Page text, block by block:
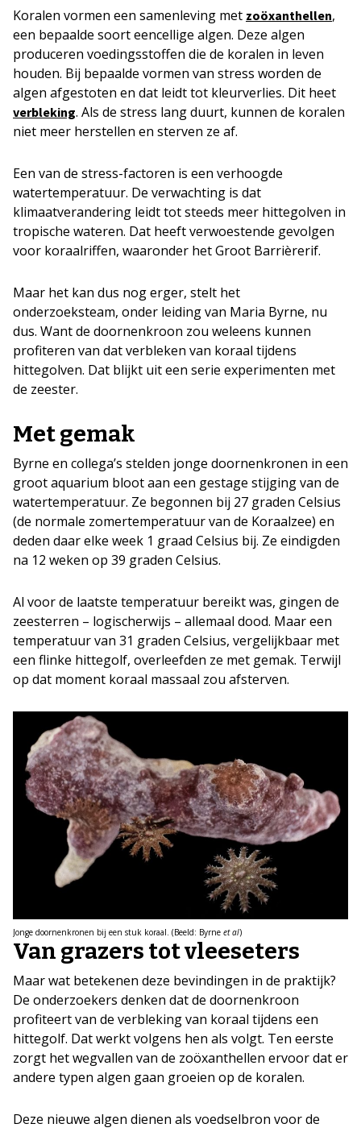
Koralen vormen een samenleving met zoöxanthellen,
een bepaalde soort eencellige algen. Deze algen
produceren voedingsstoffen die de koralen in leven
houden. Bij bepaalde vormen van stress worden de
algen afgestoten en dat leidt tot kleurverlies. Dit heet
verbleking. Als de stress lang duurt, kunnen de koralen
niet meer herstellen en sterven ze af.
Een van de stress-factoren is een verhoogde
watertemperatuur. De verwachting is dat
klimaatverandering leidt tot steeds meer hittegolven in
tropische wateren. Dat heeft verwoestende gevolgen
voor koraalriffen, waaronder het Groot Barrièrerif.
Maar het kan dus nog erger, stelt het
onderzoeksteam, onder leiding van Maria Byrne, nu
dus. Want de doornenkroon zou weleens kunnen
profiteren van dat verbleken van koraal tijdens
hittegolven. Dat blijkt uit een serie experimenten met
de zeester.
Met gemak
Byrne en collega’s stelden jonge doornenkronen in een
groot aquarium bloot aan een gestage stijging van de
watertemperatuur. Ze begonnen bij 27 graden Celsius
(de normale zomertemperatuur van de Koraalzee) en
deden daar elke week 1 graad Celsius bij. Ze eindigden
na 12 weken op 39 graden Celsius.
Al voor de laatste temperatuur bereikt was, gingen de
zeesterren – logischerwijs – allemaal dood. Maar een
temperatuur van 31 graden Celsius, vergelijkbaar met
een flinke hittegolf, overleefden ze met gemak. Terwijl
op dat moment koraal massaal zou afsterven.
Jonge doornenkronen bij een stuk koraal. (Beeld: Byrne et al)
Van grazers tot vleeseters
Maar wat betekenen deze bevindingen in de praktijk?
De onderzoekers denken dat de doornenkroon
profiteert van de verbleking van koraal tijdens een
hittegolf. Dat werkt volgens hen als volgt. Ten eerste
zorgt het wegvallen van de zoöxanthellen ervoor dat er
andere typen algen gaan groeien op de koralen.
Deze nieuwe algen dienen als voedselbron voor de